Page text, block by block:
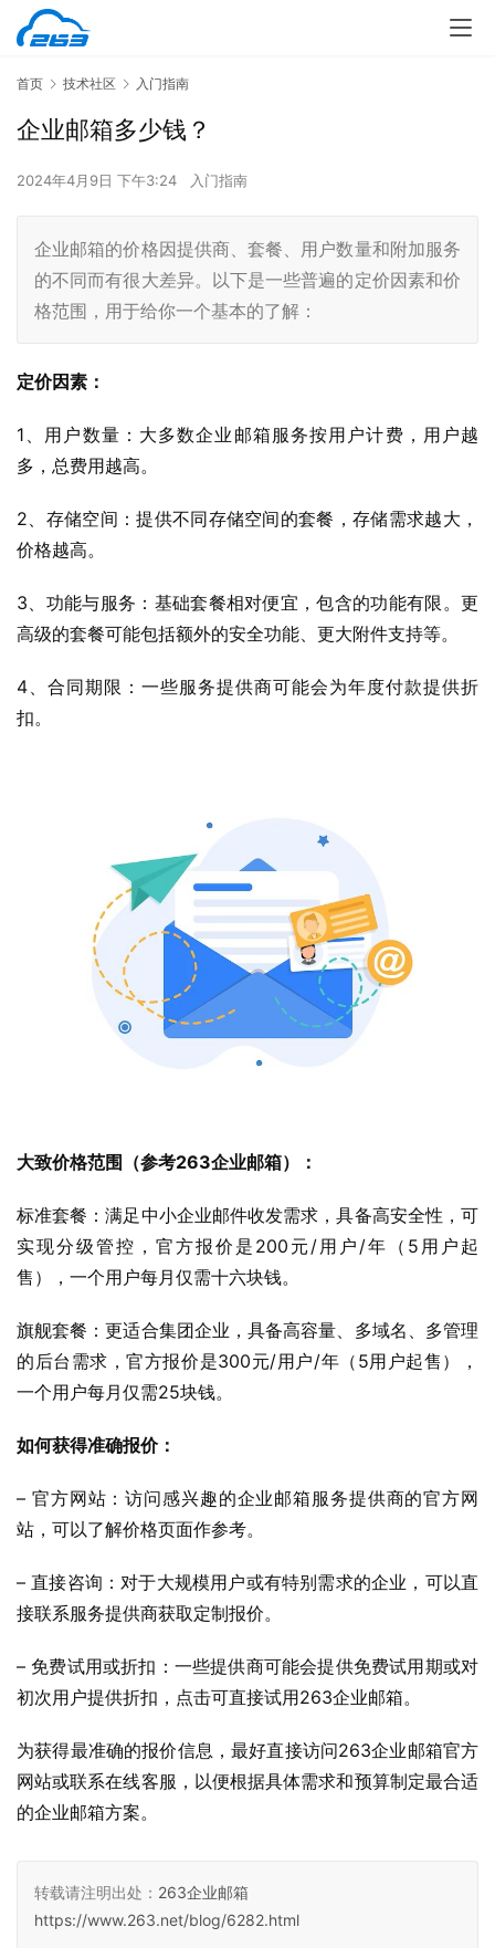
首页 技术社区 入门指南
企业邮箱多少钱？
2024年4月9日 下午3:24 入门指南
企业邮箱的价格因提供商、套餐、用户数量和附加服务
的不同而有很大差异。以下是一些普遍的定价因素和价
格范围，用于给你一个基本的了解：
定价因素：
1、用户数量：大多数企业邮箱服务按用户计费，用户越
多，总费用越高。
2、存储空间：提供不同存储空间的套餐，存储需求越大，
价格越高。
3、功能与服务：基础套餐相对便宜，包含的功能有限。更
高级的套餐可能包括额外的安全功能、更大附件支持等。
4、合同期限：一些服务提供商可能会为年度付款提供折
扣。
大致价格范围（参考263企业邮箱）：
标准套餐：满足中小企业邮件收发需求，具备高安全性，可
实现分级管控，官方报价是200元/用户/年（5用户起
售），一个用户每月仅需十六块钱。
旗舰套餐：更适合集团企业，具备高容量、多域名、多管理
的后台需求，官方报价是300元/用户/年（5用户起售），
一个用户每月仅需25块钱。
如何获得准确报价：
– 官方网站：访问感兴趣的企业邮箱服务提供商的官方网
站，可以了解价格页面作参考。
– 直接咨询：对于大规模用户或有特别需求的企业，可以直
接联系服务提供商获取定制报价。
– 免费试用或折扣：一些提供商可能会提供免费试用期或对
初次用户提供折扣，点击可直接试用263企业邮箱。
为获得最准确的报价信息，最好直接访问263企业邮箱官方
网站或联系在线客服，以便根据具体需求和预算制定最合适
的企业邮箱方案。
转载请注明出处： 263企业邮箱
https://www.263.net/blog/6282.html